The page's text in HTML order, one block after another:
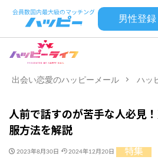
男性登録
出会い恋愛のハッピーメール ハッ
人前で話すのが苦手な人必見
服方法を解説
2023年8月30日 2024年12月20日 特集